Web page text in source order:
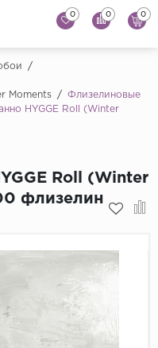
...
Artsimple
AS Creation
Decori Decori
Emiliana Parati
0 0 0
/
Moments
/
Флизелиновые
HYGGE Roll (Winter
Roll (Winter
флизелин